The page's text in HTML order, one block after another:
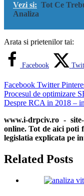
Vezi si: Tot Ce
Analiza
Arata si prietenilor tai:
Facebook
Facebook Twitter
Navigare
în
articole
Procesul de optimizare
Despre RCA in 2018 –
www.i-drpciv.ro -
online. Tot de aici poti
legislatia explicata pe
Related Posts